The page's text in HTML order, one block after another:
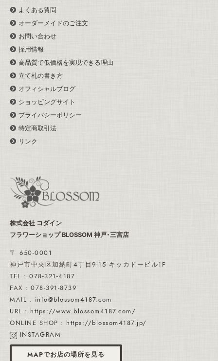
よくある質問
オーダーメイドのご注文
お問い合わせ
採用情報
高品質で低価格を実現できる理由
立て札の書き方
オフィシャルブログ
ショッピングサイト
プライバシーポリシー
特定商取引法
リンク
株式会社 コダイン
フラワーショップ BLOSSOM 神戸・三宮店
〒 650-0001
神戸市中央区加納町4丁目9-15 キッカドービル1F
TEL : 078-321-4187
FAX : 078-391-8739
MAIL : info@blossom4187.com
URL : https://www.blossom4187.com/
ONLINE SHOP : https://blossom4187.jp/
INSTAGRAM
MAPでお店の場所を見る